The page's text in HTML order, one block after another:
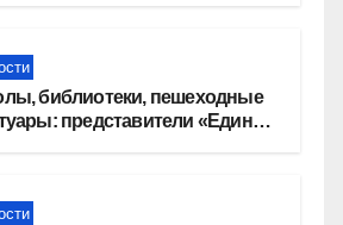
библиотеки, пешеходные
представители «Единой